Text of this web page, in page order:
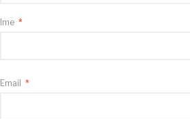
Ime *
Email *